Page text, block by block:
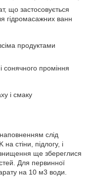
що застосовується
гідромасажних ванн
продуктами
сонячного проміння
і смаку
слід
стіни, підлогу, і
ще збереглися
Для первинної
на 10 м3 води.